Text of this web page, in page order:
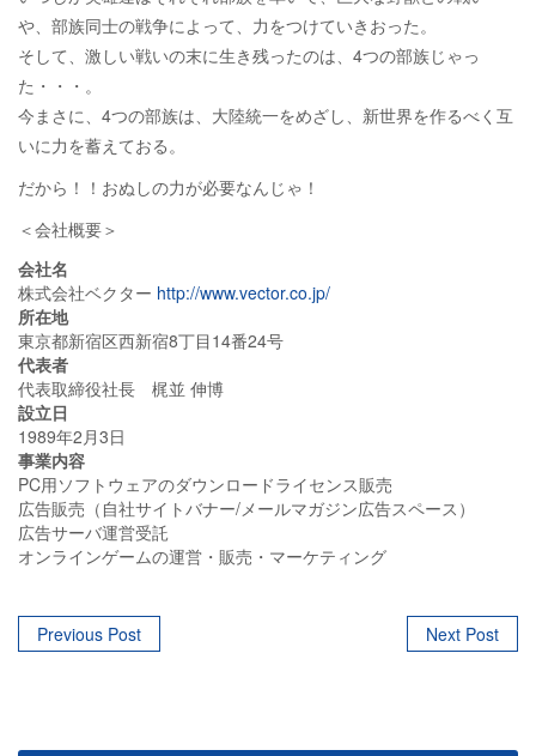
や、部族同士の戦争によって、力をつけていきおった。
そして、激しい戦いの末に生き残ったのは、4つの部族じゃっ
た・・・。
今まさに、4つの部族は、大陸統一をめざし、新世界を作るべく互
いに力を蓄えておる。
だから！！おぬしの力が必要なんじゃ！
＜会社概要＞
会社名
株式会社ベクター http://www.vector.co.jp/
所在地
東京都新宿区西新宿8丁目14番24号
代表者
代表取締役社長 梶並 伸博
設立日
1989年2月3日
事業内容
PC用ソフトウェアのダウンロードライセンス販売
広告販売（自社サイトバナー/メールマガジン広告スペース）
広告サーバ運営受託
オンラインゲームの運営・販売・マーケティング
Post
Previous Post Next Post